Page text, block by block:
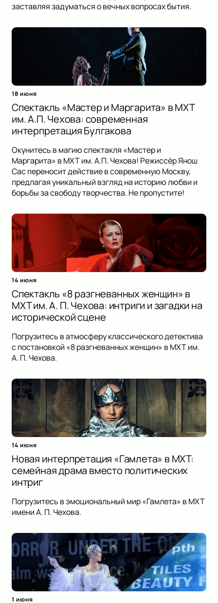
заставляя задуматься о вечных вопросах бытия.
18 июня
Спектакль «Мастер и Маргарита» в МХТ
им. А.П. Чехова: современная
интерпретация Булгакова
Окунитесь в магию спектакля «Мастер и
Маргарита» в МХТ им. А.П. Чехова! Режиссёр Янош
Сас переносит действие в современную Москву,
предлагая уникальный взгляд на историю любви и
борьбы за свободу творчества. Не пропустите!
14 июня
Спектакль «8 разгневанных женщин» в
МХТ им. А. П. Чехова: интриги и загадки на
исторической сцене
Погрузитесь в атмосферу классического детектива
с постановкой «8 разгневанных женщин» в МХТ им.
А. П. Чехова.
14 июня
Новая интерпретация «Гамлета» в МХТ:
семейная драма вместо политических
интриг
Погрузитесь в эмоциональный мир «Гамлета» в МХТ
имени А. П. Чехова.
1 июня